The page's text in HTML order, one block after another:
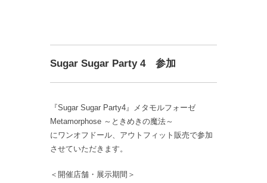
Sugar Sugar Party 4 参加
『Sugar Sugar Party4』メタモルフォーゼ
Metamorphose ～ときめきの魔法～
にワンオフドール、アウトフィット販売で参加
させていただきます。
＜開催店舗・展示期間＞